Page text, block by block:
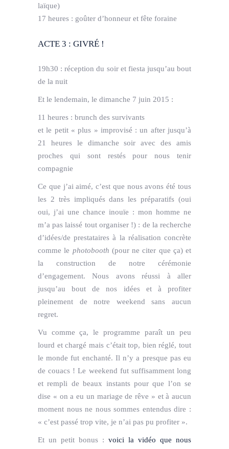
laïque)
17 heures : goûter d’honneur et fête foraine
ACTE 3 : GIVRÉ !
19h30 : réception du soir et fiesta jusqu’au bout
de la nuit
Et le lendemain, le dimanche 7 juin 2015 :
11 heures : brunch des survivants
et le petit « plus » improvisé : un after jusqu’à
21 heures le dimanche soir avec des amis
proches qui sont restés pour nous tenir
compagnie
Ce que j’ai aimé, c’est que nous avons été tous
les 2 très impliqués dans les préparatifs (oui
oui, j’ai une chance inouïe : mon homme ne
m’a pas laissé tout organiser !) : de la recherche
d’idées/de prestataires à la réalisation concrète
comme le photobooth (pour ne citer que ça) et
la construction de notre cérémonie
d’engagement. Nous avons réussi à aller
jusqu’au bout de nos idées et à profiter
pleinement de notre weekend sans aucun
regret.
Vu comme ça, le programme paraît un peu
lourd et chargé mais c’était top, bien réglé, tout
le monde fut enchanté. Il n’y a presque pas eu
de couacs ! Le weekend fut suffisamment long
et rempli de beaux instants pour que l’on se
dise « on a eu un mariage de rêve » et à aucun
moment nous ne nous sommes entendus dire :
« c’est passé trop vite, je n’ai pas pu profiter ».
Et un petit bonus : voici la vidéo que nous